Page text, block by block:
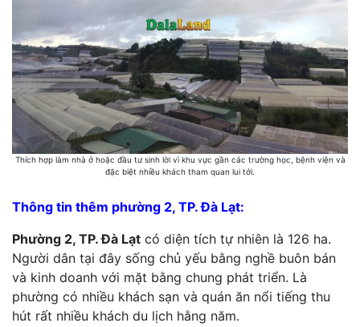
Thích hợp làm nhà ở hoặc đầu tư sinh lời vì khu vực gần các trường học, bệnh viện và
đặc biệt nhiều khách tham quan lui tới.
Thông tin thêm phường 2, TP. Đà Lạt:
Phường 2, TP. Đà Lạt có diện tích tự nhiên là 126 ha.
Người dân tại đây sống chủ yếu bằng nghề buôn bán
và kinh doanh với mặt bằng chung phát triển. Là
phường có nhiều khách sạn và quán ăn nổi tiếng thu
hút rất nhiều khách du lịch hằng năm.